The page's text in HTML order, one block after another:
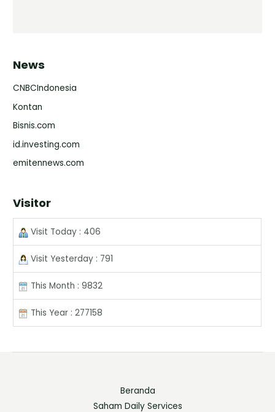
News
CNBCIndonesia
Kontan
Bisnis.com
id.investing.com
emitennews.com
Visitor
Visit Today : 406
Visit Yesterday : 791
This Month : 9832
This Year : 277158
Beranda
Saham Daily Services